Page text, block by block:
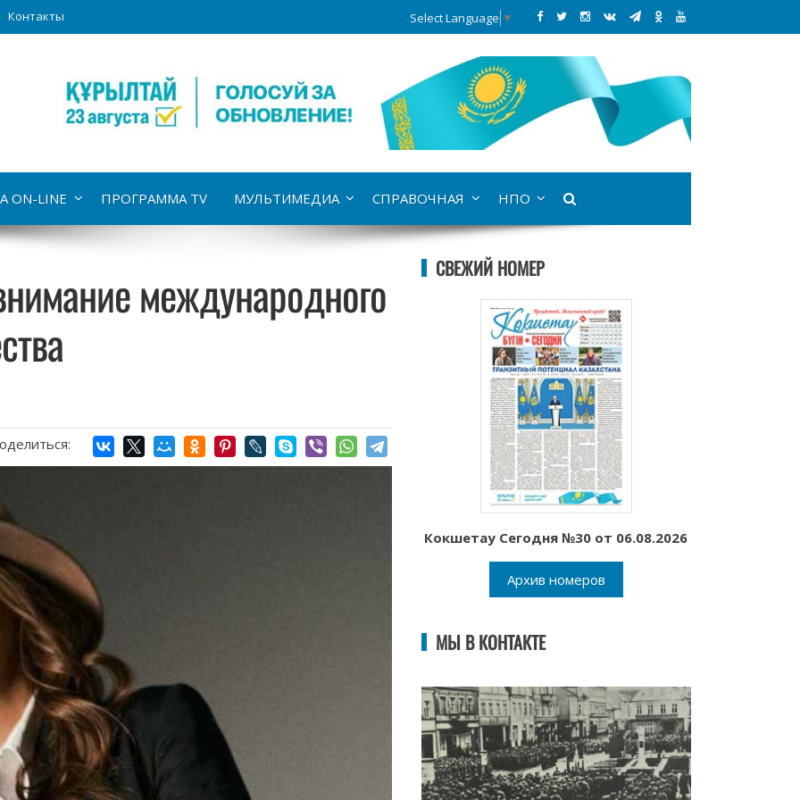
Контакты Select Language ▼
ON-LINE ПРОГРАММА TV МУЛЬТИМЕДИА СПРАВОЧНАЯ НПО
международного
СВЕЖИЙ НОМЕР
Кокшетау Сегодня №30 от 06.08.2026
Архив номеров
МЫ В КОНТАКТЕ